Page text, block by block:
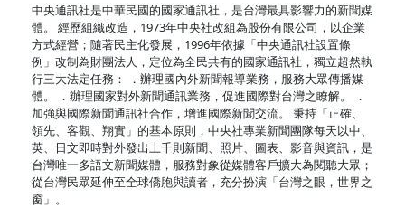
中央通訊社是中華民國的國家通訊社，是台灣最具影響力的新聞媒
體。 經歷組織改造，1973年中央社改組為股份有限公司，以企業
方式經營；隨著民主化發展，1996年依據「中央通訊社設置條
例」改制為財團法人，定位為全民共有的國家通訊社，獨立超然執
行三大法定任務： ．辦理國內外新聞報導業務，服務大眾傳播媒
體。 ．辦理國家對外新聞通訊業務，促進國際對台灣之瞭解。 ．
加強與國際新聞通訊社合作，增進國際新聞交流。 秉持「正確、
領先、客觀、翔實」的基本原則，中央社專業新聞團隊每天以中、
英、日文即時對外發出上千則新聞、照片、圖表、影音與資訊，是
台灣唯一多語文新聞媒體，服務對象從媒體客戶擴大為閱聽大眾；
從台灣民眾延伸至全球僑胞與讀者，充分扮演「台灣之眼，世界之
窗」。